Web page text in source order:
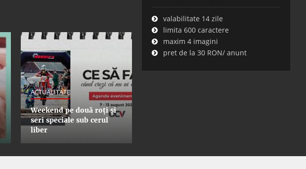
ACTUALITATE
Weekend pe două roți și
seri speciale sub cerul
liber
valabilitate 14 zile
limita 600 caractere
maxim 4 imagini
pret de la 30 RON/ anunt